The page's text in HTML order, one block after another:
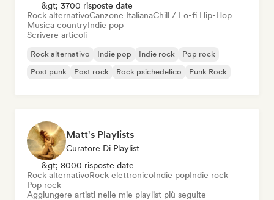
&gt; 3700 risposte date
Rock alternativoCanzone ItalianaChill / Lo-fi Hip-Hop
Musica countryIndie pop
Scrivere articoli
Rock alternativo Indie pop Indie rock
Pop rock
Post punk
Post rock Rock psichedelico Punk Rock
Matt's Playlists
Curatore Di Playlist
&gt; 8000 risposte date
Rock alternativoRock elettronicoIndie popIndie rock
Pop rock
Aggiungere artisti nelle mie playlist più seguite